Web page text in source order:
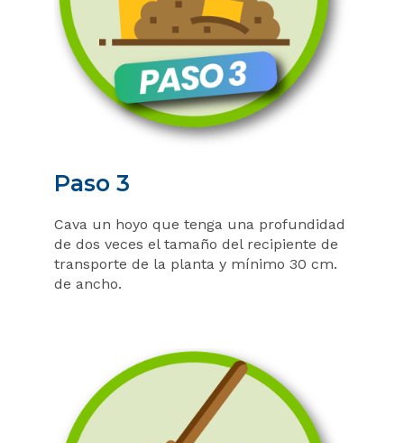
Paso 3
Cava un hoyo que tenga una profundidad
de dos veces el tamaño del recipiente de
transporte de la planta y mínimo 30 cm.
de ancho.